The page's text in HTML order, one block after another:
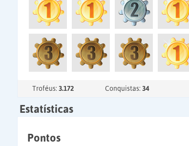
Troféus: 3.172 Conquistas: 34
Estatísticas
Pontos